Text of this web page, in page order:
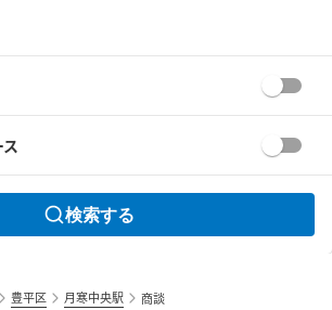
検索する
豊平区 月寒中央駅 商談